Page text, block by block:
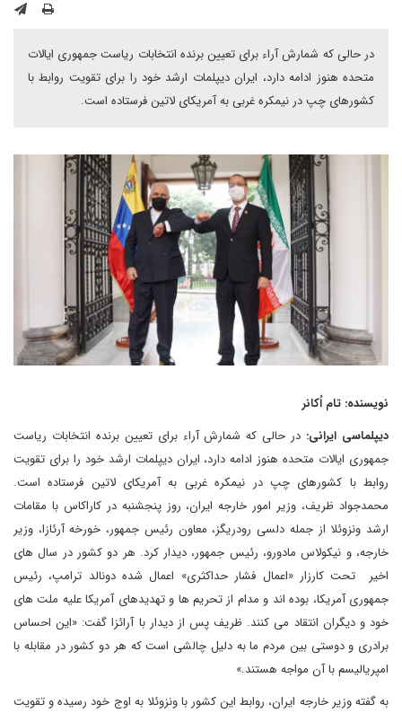
در حالی که شمارش آراء برای تعیین برنده انتخابات ریاست جمهوری ایالات
متحده هنوز ادامه دارد، ایران دیپلمات ارشد خود را برای تقویت روابط با
کشورهای چپ در نیمکره غربی به آمریکای لاتین فرستاده است.
نویسنده: تام اُکانر
دیپلماسی ایرانی: در حالی که شمارش آراء برای تعیین برنده انتخابات ریاست
جمهوری ایالات متحده هنوز ادامه دارد، ایران دیپلمات ارشد خود را برای تقویت
روابط با کشورهای چپ در نیمکره غربی به آمریکای لاتین فرستاده است.
محمدجواد ظریف، وزیر امور خارجه ایران، روز پنجشنبه در کاراکاس با مقامات
ارشد ونزوئلا از جمله دلسی رودریگز، معاون رئیس جمهور، خورخه آرئازا، وزیر
خارجه، و نیکولاس مادورو، رئیس جمهور، دیدار کرد. هر دو کشور در سال های
اخیر تحت کارزار «اعمال فشار حداکثری» اعمال شده دونالد ترامپ، رئیس
جمهوری آمریکا، بوده اند و مدام از تحریم ها و تهدیدهای آمریکا علیه ملت های
خود و دیگران انتقاد می کنند. ظریف پس از دیدار با آرائزا گفت: «این احساس
برادری و دوستی بین مردم ما به دلیل چالشی است که هر دو کشور در مقابله با
امپریالیسم با آن مواجه هستند.»
به گفته وزیر خارجه ایران، روابط این کشور با ونزوئلا به اوج خود رسیده و تقویت